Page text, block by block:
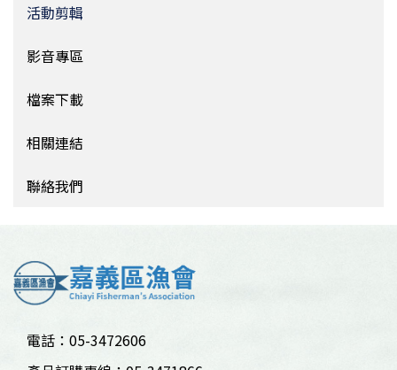
活動剪輯
影音專區
檔案下載
相關連結
聯絡我們
電話：05-3472606